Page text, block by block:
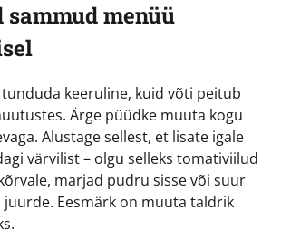
menüü
keeruline, kuid võti peitub
Ärge püüdke muuta kogu
Alustage sellest, et lisate igale
värvilist – olgu selleks tomativiilud
marjad pudru sisse või suur
Eesmärk on muuta taldrik